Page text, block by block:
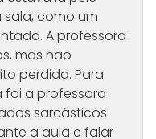
sala, como um
A professora
mas não
perdida. Para
foi a professora
sarcásticos
a aula e falar